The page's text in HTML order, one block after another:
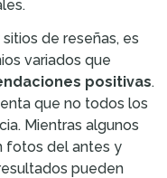
de reseñas, es
variados que
positivas.
que no todos los
Mientras algunos
fotos del antes y
pueden